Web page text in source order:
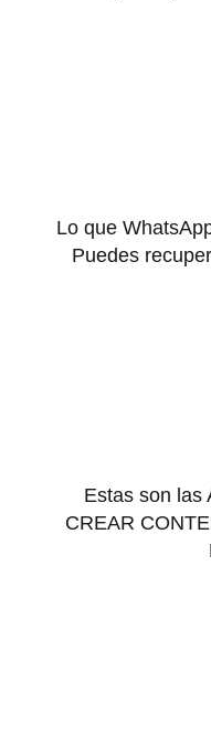
Lo que
Puedes
Estas son las
CREAR